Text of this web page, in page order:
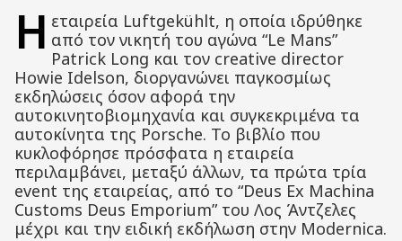
Η εταιρεία Luftgekühlt, η οποία ιδρύθηκε
από τον νικητή του αγώνα “Le Mans”
Patrick Long και τον creative director
Howie Idelson, διοργανώνει παγκοσμίως
εκδηλώσεις όσον αφορά την
αυτοκινητοβιομηχανία και συγκεκριμένα τα
αυτοκίνητα της Porsche. Το βιβλίο που
κυκλοφόρησε πρόσφατα η εταιρεία
περιλαμβάνει, μεταξύ άλλων, τα πρώτα τρία
event της εταιρείας, από το “Deus Ex Machina
Customs Deus Emporium” του Λος Άντζελες
μέχρι και την ειδική εκδήλωση στην Modernica.